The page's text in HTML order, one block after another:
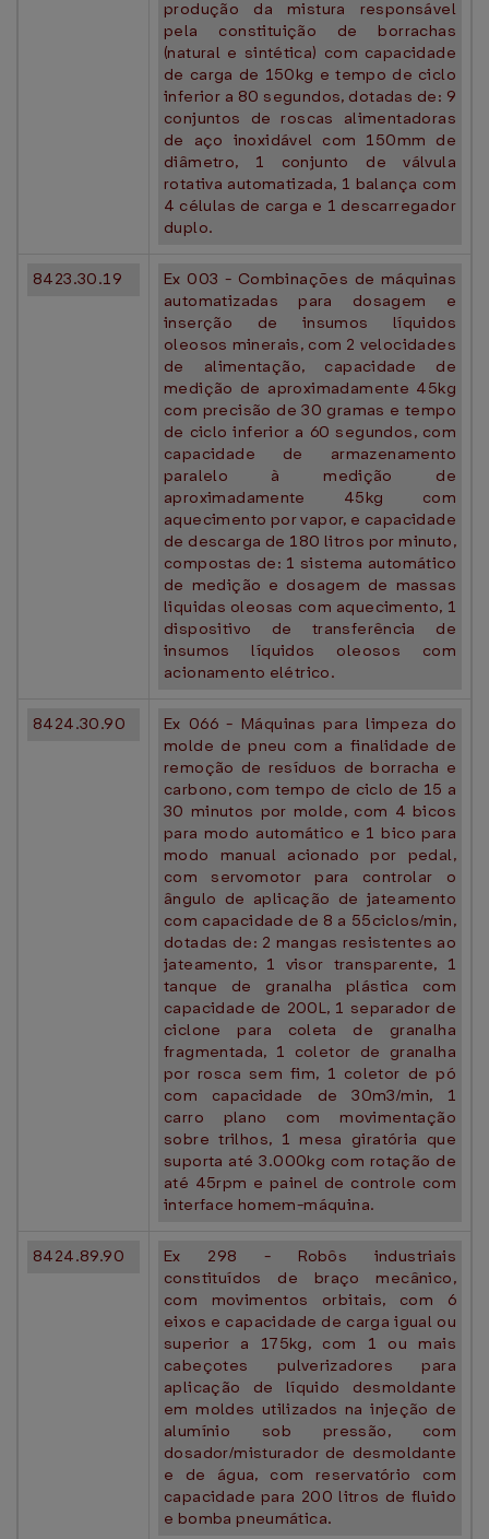
produção da mistura responsável
pela constituição de borrachas
(natural e sintética) com capacidade
de carga de 150kg e tempo de ciclo
inferior a 80 segundos, dotadas de: 9
conjuntos de roscas alimentadoras
de aço inoxidável com 150mm de
diâmetro, 1 conjunto de válvula
rotativa automatizada, 1 balança com
4 células de carga e 1 descarregador
duplo.
8423.30.19
Ex 003 - Combinações de máquinas
automatizadas para dosagem e
inserção de insumos líquidos
oleosos minerais, com 2 velocidades
de alimentação, capacidade de
medição de aproximadamente 45kg
com precisão de 30 gramas e tempo
de ciclo inferior a 60 segundos, com
capacidade de armazenamento
paralelo à medição de
aproximadamente 45kg com
aquecimento por vapor, e capacidade
de descarga de 180 litros por minuto,
compostas de: 1 sistema automático
de medição e dosagem de massas
liquidas oleosas com aquecimento, 1
dispositivo de transferência de
insumos líquidos oleosos com
acionamento elétrico.
8424.30.90
Ex 066 - Máquinas para limpeza do
molde de pneu com a finalidade de
remoção de resíduos de borracha e
carbono, com tempo de ciclo de 15 a
30 minutos por molde, com 4 bicos
para modo automático e 1 bico para
modo manual acionado por pedal,
com servomotor para controlar o
ângulo de aplicação de jateamento
com capacidade de 8 a 55ciclos/min,
dotadas de: 2 mangas resistentes ao
jateamento, 1 visor transparente, 1
tanque de granalha plástica com
capacidade de 200L, 1 separador de
ciclone para coleta de granalha
fragmentada, 1 coletor de granalha
por rosca sem fim, 1 coletor de pó
com capacidade de 30m3/min, 1
carro plano com movimentação
sobre trilhos, 1 mesa giratória que
suporta até 3.000kg com rotação de
até 45rpm e painel de controle com
interface homem-máquina.
8424.89.90
Ex 298 - Robôs industriais
constituídos de braço mecânico,
com movimentos orbitais, com 6
eixos e capacidade de carga igual ou
superior a 175kg, com 1 ou mais
cabeçotes pulverizadores para
aplicação de líquido desmoldante
em moldes utilizados na injeção de
alumínio sob pressão, com
dosador/misturador de desmoldante
e de água, com reservatório com
capacidade para 200 litros de fluido
e bomba pneumática.